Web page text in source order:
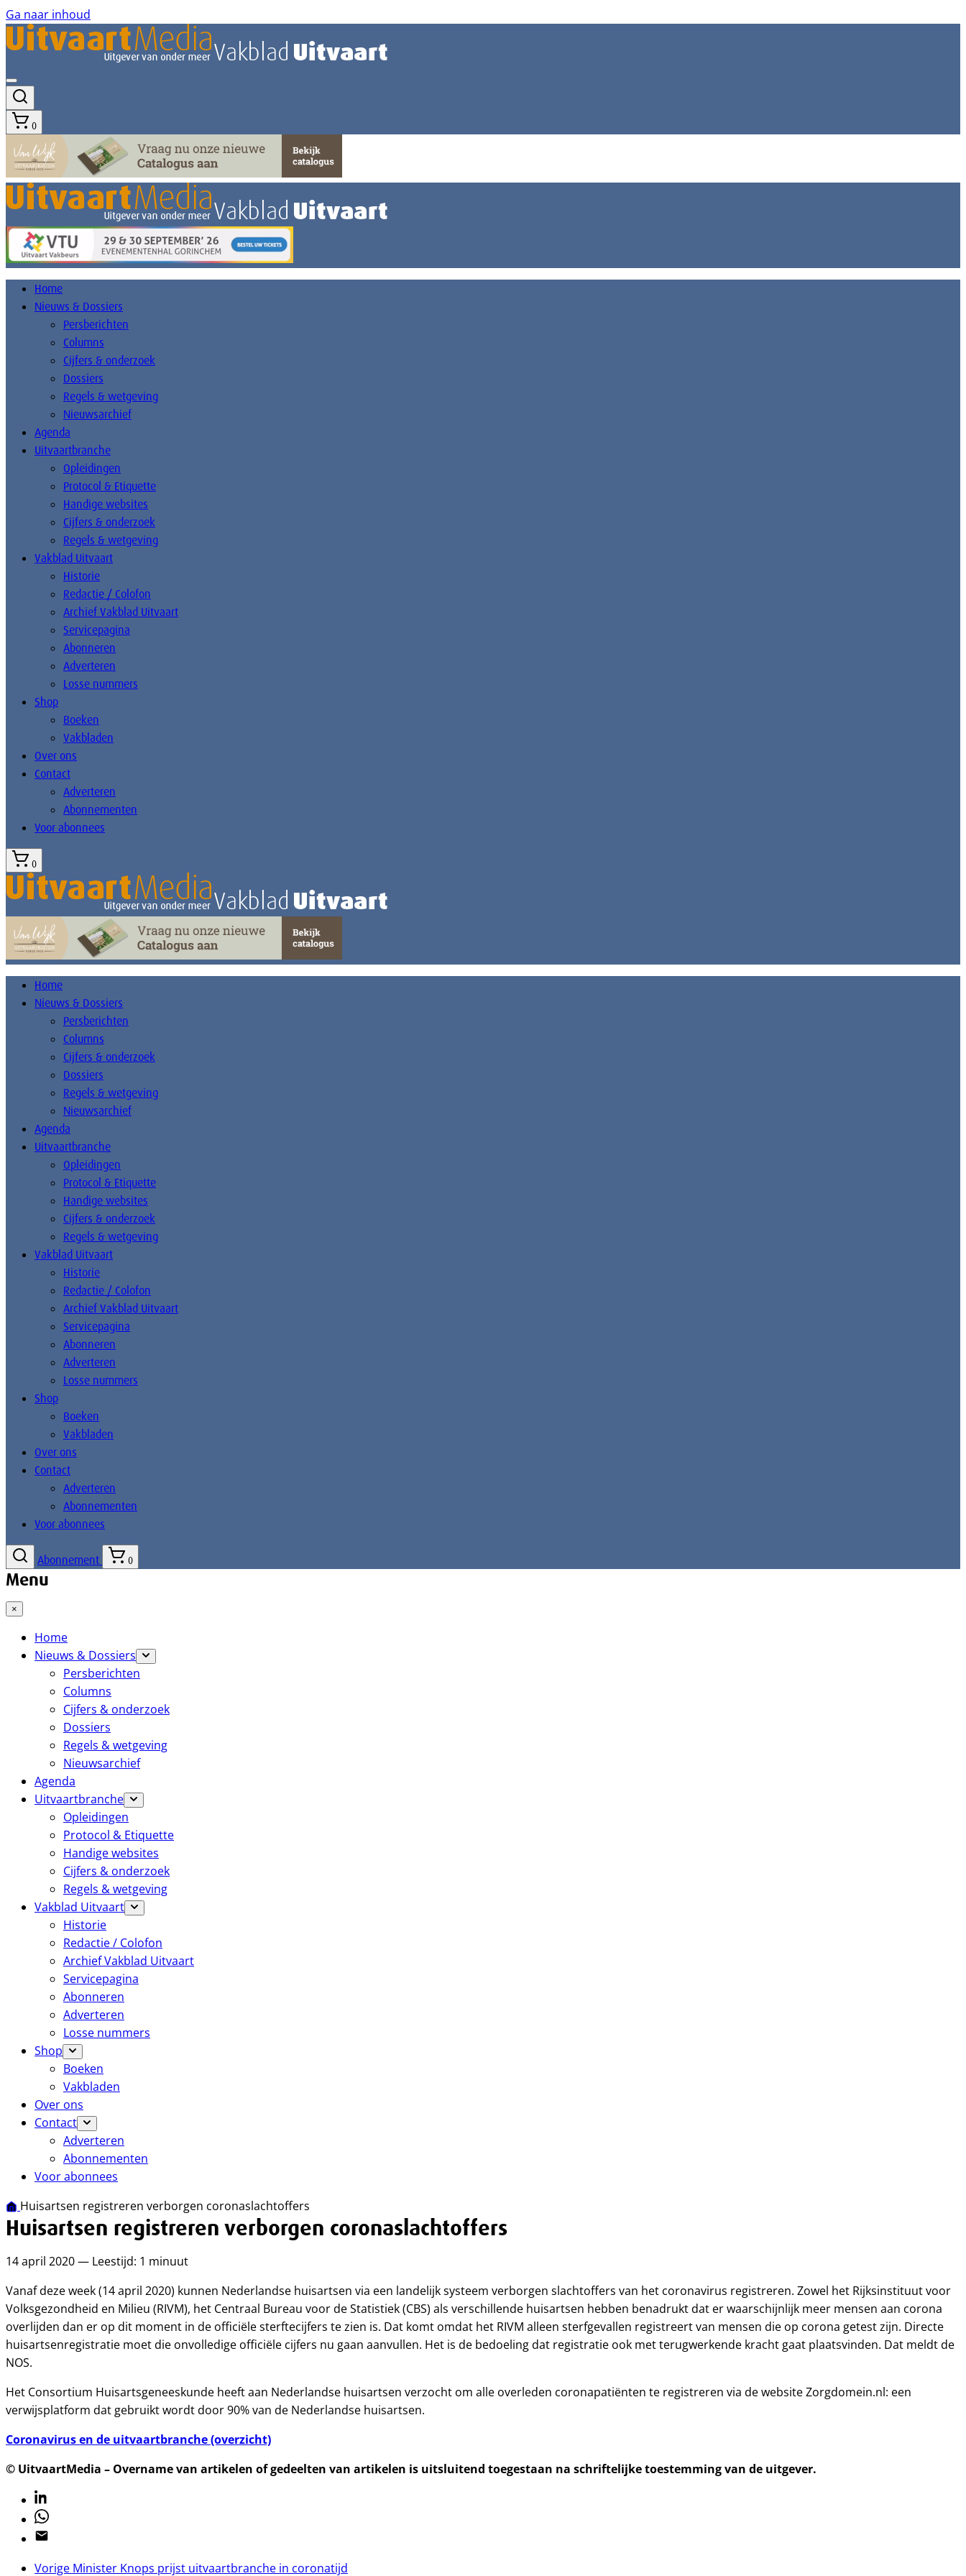
Ga naar inhoud
0
Home
Nieuws & Dossiers
Persberichten
Columns
Cijfers & onderzoek
Dossiers
Regels & wetgeving
Nieuwsarchief
Agenda
Uitvaartbranche
Opleidingen
Protocol & Etiquette
Handige websites
Cijfers & onderzoek
Regels & wetgeving
Vakblad Uitvaart
Historie
Redactie / Colofon
Archief Vakblad Uitvaart
Servicepagina
Abonneren
Adverteren
Losse nummers
Shop
Boeken
Vakbladen
Over ons
Contact
Adverteren
Abonnementen
Voor abonnees
0
Home
Nieuws & Dossiers
Persberichten
Columns
Cijfers & onderzoek
Dossiers
Regels & wetgeving
Nieuwsarchief
Agenda
Uitvaartbranche
Opleidingen
Protocol & Etiquette
Handige websites
Cijfers & onderzoek
Regels & wetgeving
Vakblad Uitvaart
Historie
Redactie / Colofon
Archief Vakblad Uitvaart
Servicepagina
Abonneren
Adverteren
Losse nummers
Shop
Boeken
Vakbladen
Over ons
Contact
Adverteren
Abonnementen
Voor abonnees
Abonnement 0
Menu
×
Home
Nieuws & Dossiers
Persberichten
Columns
Cijfers & onderzoek
Dossiers
Regels & wetgeving
Nieuwsarchief
Agenda
Uitvaartbranche
Opleidingen
Protocol & Etiquette
Handige websites
Cijfers & onderzoek
Regels & wetgeving
Vakblad Uitvaart
Historie
Redactie / Colofon
Archief Vakblad Uitvaart
Servicepagina
Abonneren
Adverteren
Losse nummers
Shop
Boeken
Vakbladen
Over ons
Contact
Adverteren
Abonnementen
Voor abonnees
Huisartsen registreren verborgen coronaslachtoffers
Huisartsen registreren verborgen coronaslachtoffers
14 april 2020 — Leestijd: 1 minuut
Vanaf deze week (14 april 2020) kunnen Nederlandse huisartsen via een landelijk systeem verborgen slachtoffers van het coronavirus registreren. Zowel het Rijksinstituut voor
Volksgezondheid en Milieu (RIVM), het Centraal Bureau voor de Statistiek (CBS) als verschillende huisartsen hebben benadrukt dat er waarschijnlijk meer mensen aan corona
overlijden dan er op dit moment in de officiële sterftecijfers te zien is. Dat komt omdat het RIVM alleen sterfgevallen registreert van mensen die op corona getest zijn. Directe
huisartsenregistratie moet die onvolledige officiële cijfers nu gaan aanvullen. Het is de bedoeling dat registratie ook met terugwerkende kracht gaat plaatsvinden. Dat meldt de
NOS.
Het Consortium Huisartsgeneeskunde heeft aan Nederlandse huisartsen verzocht om alle overleden coronapatiënten te registreren via de website Zorgdomein.nl: een
verwijsplatform dat gebruikt wordt door 90% van de Nederlandse huisartsen.
Coronavirus en de uitvaartbranche (overzicht)
© UitvaartMedia – Overname van artikelen of gedeelten van artikelen is uitsluitend toegestaan na schriftelijke toestemming van de uitgever.
Linkedin
Whatsapp
Email
Vorige Minister Knops prijst uitvaartbranche in coronatijd